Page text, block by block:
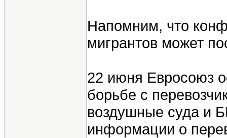
Напомним, что
мигрантов может
22 июня Евросоюз
борьбе с
воздушные суда и
информации о